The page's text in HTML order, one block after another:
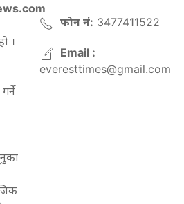
।
फोन नं: 3477411522
Email :
everesttimes@gmail.com